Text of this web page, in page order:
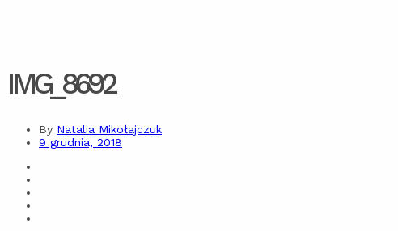
IMG_8692
By Natalia Mikołajczuk
9 grudnia, 2018